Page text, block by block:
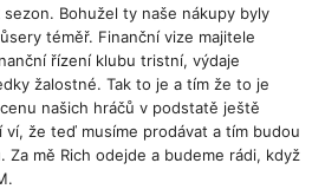
Bohužel ty naše nákupy byly
téměř. Finanční vize majitele
řízení klubu tristní, výdaje
žalostné. Tak to je a tím že to je
našich hráčů v podstatě ještě
ví, že teď musíme prodávat a tím budou
Za mě Rich odejde a budeme rádi, když